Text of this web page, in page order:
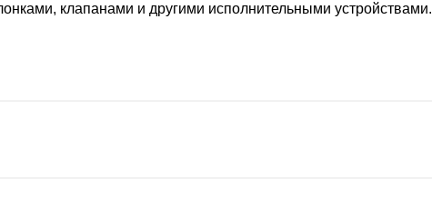
клапанами и другими исполнительными устройствами.